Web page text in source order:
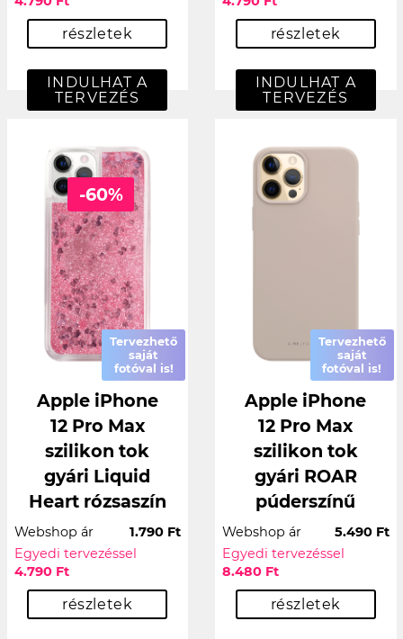
részletek
INDULHAT A
TERVEZÉS
részletek
INDULHAT A
TERVEZÉS
-60%
Tervezhető
saját
fotóval is!
Apple iPhone
12 Pro Max
szilikon tok
gyári Liquid
Heart rózsaszín
Webshop ár
1.790 Ft
Egyedi tervezéssel
4.790 Ft
részletek
Tervezhető
saját
fotóval is!
Apple iPhone
12 Pro Max
szilikon tok
gyári ROAR
púderszínű
Webshop ár
5.490 Ft
Egyedi tervezéssel
8.480 Ft
részletek